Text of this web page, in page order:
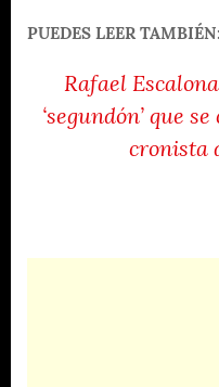
PUEDES LEER TAMBIÉN:
Rafael
‘segundón’ que
cronista